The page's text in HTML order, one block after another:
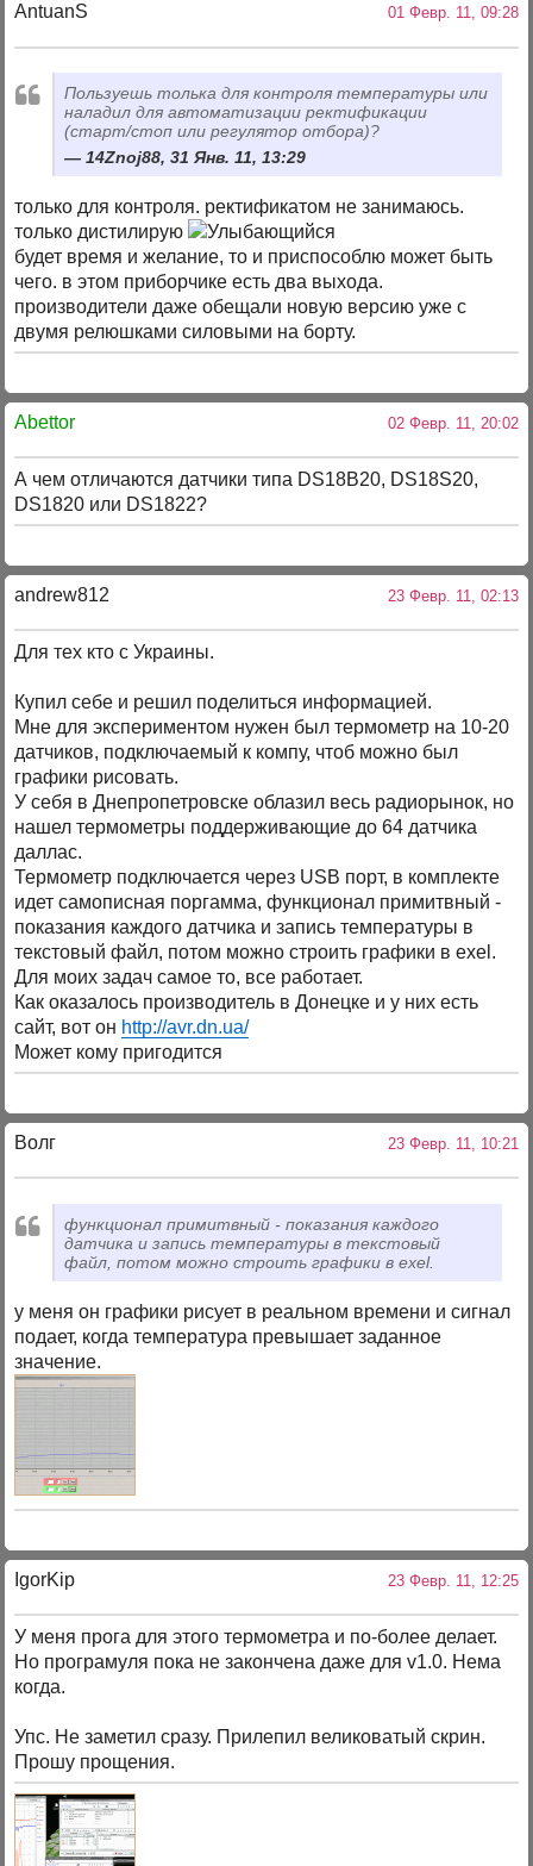
AntuanS 01 Февр. 11, 09:28
Пользуешь толька для контроля температуры или
наладил для автоматизации ректификации
(старт/стоп или регулятор отбора)?
14Znoj88, 31 Янв. 11, 13:29
только для контроля. ректификатом не занимаюсь.
только дистилирую
будет время и желание, то и приспособлю может быть
чего. в этом приборчике есть два выхода.
производители даже обещали новую версию уже с
двумя релюшками силовыми на борту.
Abettor 02 Февр. 11, 20:02
А чем отличаются датчики типа DS18B20, DS18S20,
DS1820 или DS1822?
andrew812 23 Февр. 11, 02:13
Для тех кто с Украины.
Купил себе и решил поделиться информацией.
Мне для экспериментом нужен был термометр на 10-20
датчиков, подключаемый к компу, чтоб можно был
графики рисовать.
У себя в Днепропетровске облазил весь радиорынок, но
нашел термометры поддерживающие до 64 датчика
даллас.
Термометр подключается через USB порт, в комплекте
идет самописная поргамма, функционал примитвный -
показания каждого датчика и запись температуры в
текстовый файл, потом можно строить графики в exel.
Для моих задач самое то, все работает.
Как оказалось производитель в Донецке и у них есть
сайт, вот он http://avr.dn.ua/
Может кому пригодится
Волг 23 Февр. 11, 10:21
функционал примитвный - показания каждого
датчика и запись температуры в текстовый
файл, потом можно строить графики в exel.
у меня он графики рисует в реальном времени и сигнал
подает, когда температура превышает заданное
значение.
IgorKip 23 Февр. 11, 12:25
У меня прога для этого термометра и по-более делает.
Но програмуля пока не закончена даже для v1.0. Нема
когда.
Упс. Не заметил сразу. Прилепил великоватый скрин.
Прошу прощения.